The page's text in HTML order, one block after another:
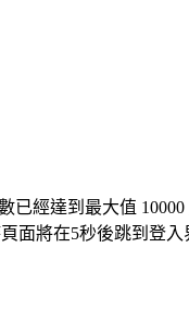
已經達到最大值
面將在5秒後跳到登入